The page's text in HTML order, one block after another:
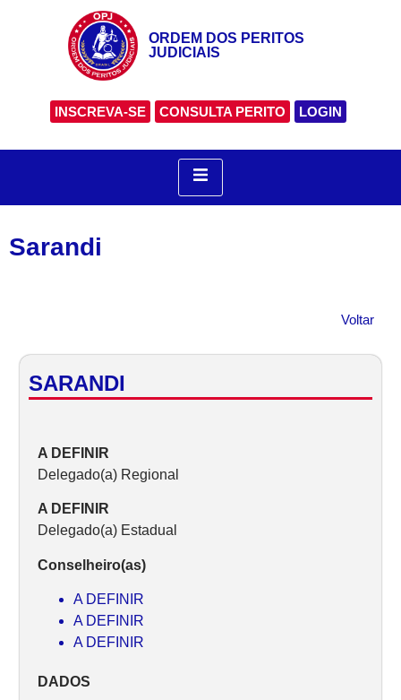
ORDEM DOS PERITOS
JUDICIAIS
INSCREVA-SE CONSULTA PERITO LOGIN
Sarandi
Voltar
SARANDI
A DEFINIR
Delegado(a) Regional
A DEFINIR
Delegado(a) Estadual
Conselheiro(as)
A DEFINIR
A DEFINIR
A DEFINIR
DADOS